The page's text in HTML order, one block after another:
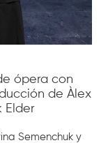
ópera con
de Àlex
Elder
Semenchuk y